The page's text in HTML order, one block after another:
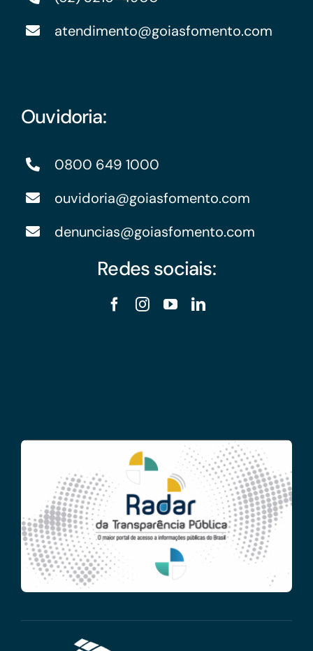
atendimento@goiasfomento.com
Ouvidoria:
0800 649 1000
ouvidoria@goiasfomento.com
denuncias@goiasfomento.com
Redes sociais: